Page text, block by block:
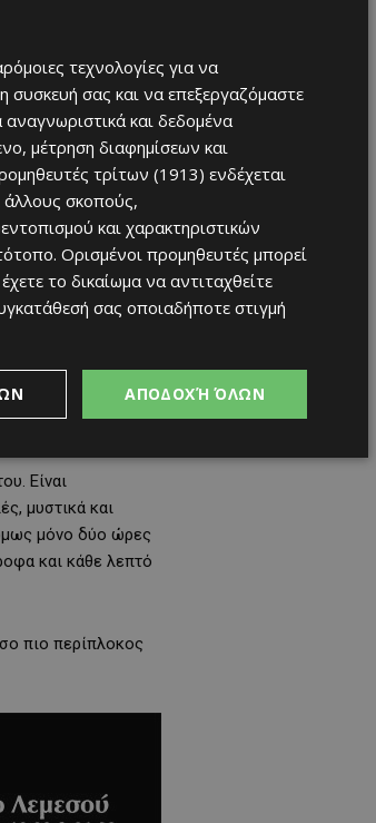
Είναι
μυστικά και
μόνο δύο ώρες
και κάθε λεπτό
πιο περίπλοκος
τεχνολογίες για να
σας και να επεξεργαζόμαστε
και δεδομένα
μέτρηση διαφημίσεων και
τρίτων (1913) ενδέχεται
άλλους σκοπούς,
και χαρακτηριστικών
Ορισμένοι προμηθευτές μπορεί
το δικαίωμα να αντιταχθείτε
σας οποιαδήποτε στιγμή
ΑΠΟΔΟΧΉ ΌΛΩΝ